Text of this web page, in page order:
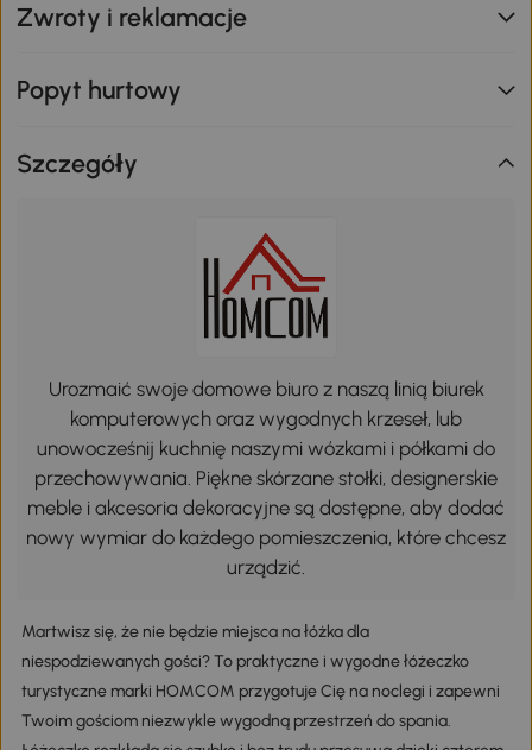
Zwroty i reklamacje
Popyt hurtowy
Szczegóły
Urozmaić swoje domowe biuro z naszą linią biurek
komputerowych oraz wygodnych krzeseł, lub
unowocześnij kuchnię naszymi wózkami i półkami do
przechowywania. Piękne skórzane stołki, designerskie
meble i akcesoria dekoracyjne są dostępne, aby dodać
nowy wymiar do każdego pomieszczenia, które chcesz
urządzić.
Martwisz się, że nie będzie miejsca na łóżka dla
niespodziewanych gości? To praktyczne i wygodne łóżeczko
turystyczne marki HOMCOM przygotuje Cię na noclegi i zapewni
Twoim gościom niezwykle wygodną przestrzeń do spania.